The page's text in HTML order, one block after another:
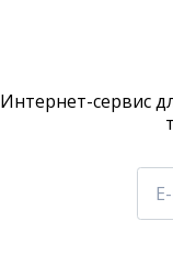
Интернет-сервис